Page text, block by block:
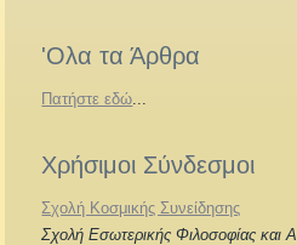
'Ολα τα Άρθρα
Πατήστε εδώ...
Χρήσιμοι Σύνδεσμοι
Σχολή Κοσμικής Συνείδησης
Σχολή Εσωτερικής Φιλοσοφίας και